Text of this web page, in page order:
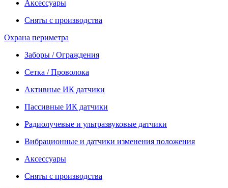
Аксессуары
Сняты с производства
Охрана периметра
Заборы / Ограждения
Сетка / Проволока
Активные ИК датчики
Пассивные ИК датчики
Радиолучевые и ультразвуковые датчики
Вибрационные и датчики изменения положения
Аксессуары
Сняты с производства